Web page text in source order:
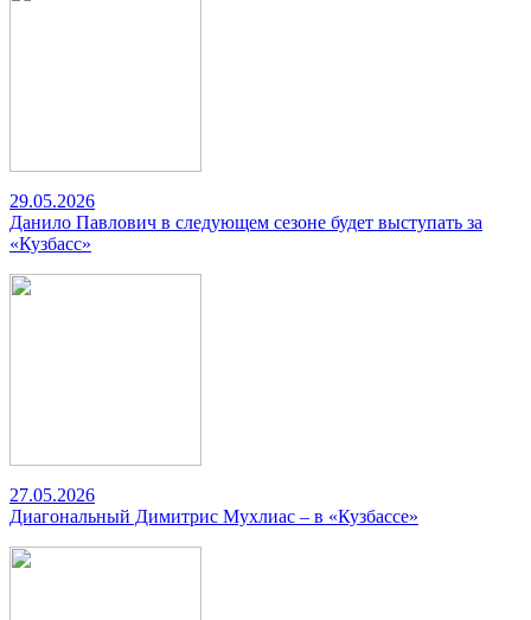
29.05.2026
Данило Павлович в следующем сезоне будет выступать за
«Кузбасс»
27.05.2026
Диагональный Димитрис Мухлиас – в «Кузбассе»